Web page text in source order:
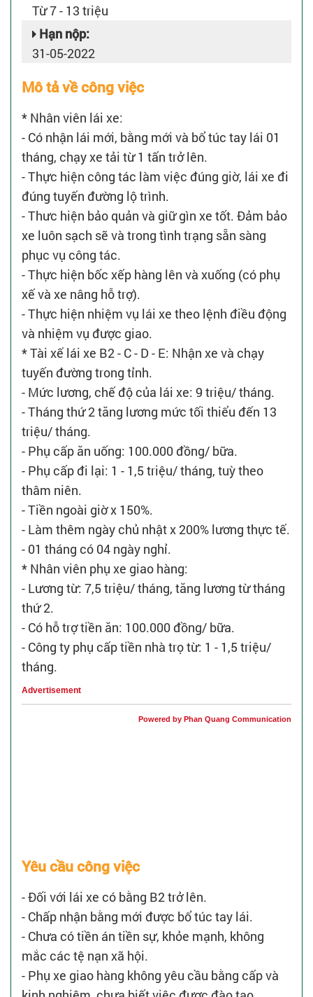
Từ 7 - 13 triệu
Hạn nộp:
31-05-2022
Mô tả về công việc
* Nhân viên lái xe:
- Có nhận lái mới, bằng mới và bổ túc tay lái 01
tháng, chạy xe tải từ 1 tấn trở lên.
- Thực hiện công tác làm việc đúng giờ, lái xe đi
đúng tuyến đường lộ trình.
- Thưc hiện bảo quản và giữ gìn xe tốt. Đảm bảo
xe luôn sạch sẽ và trong tình trạng sẵn sàng
phục vụ công tác.
- Thực hiện bốc xếp hàng lên và xuống (có phụ
xế và xe nâng hỗ trợ).
- Thực hiện nhiệm vụ lái xe theo lệnh điều động
và nhiệm vụ được giao.
* Tài xế lái xe B2 - C - D - E: Nhận xe và chạy
tuyến đường trong tỉnh.
- Mức lương, chế độ của lái xe: 9 triệu/ tháng.
- Tháng thứ 2 tăng lương mức tối thiểu đến 13
triệu/ tháng.
- Phụ cấp ăn uống: 100.000 đồng/ bữa.
- Phụ cấp đi lại: 1 - 1,5 triệu/ tháng, tuỳ theo
thâm niên.
- Tiền ngoài giờ x 150%.
- Làm thêm ngày chủ nhật x 200% lương thực tế.
- 01 tháng có 04 ngày nghỉ.
* Nhân viên phụ xe giao hàng:
- Lương từ: 7,5 triệu/ tháng, tăng lương từ tháng
thứ 2.
- Có hỗ trợ tiền ăn: 100.000 đồng/ bữa.
- Công ty phụ cấp tiền nhà trọ từ: 1 - 1,5 triệu/
tháng.
Advertisement
Powered by Phan Quang Communication
Yêu cầu công việc
- Đối với lái xe có bằng B2 trở lên.
- Chấp nhận bằng mới được bổ túc tay lái.
- Chưa có tiền án tiền sự, khỏe mạnh, không
mắc các tệ nạn xã hội.
- Phụ xe giao hàng không yêu cầu bằng cấp và